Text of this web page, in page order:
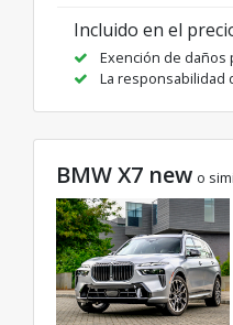
Incluido en el
Exención de daños
La responsabilidad
BMW X7 new o